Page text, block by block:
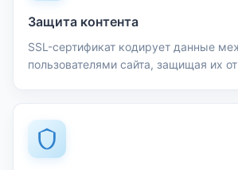
Защита контента
SSL-сертификат кодирует данные
пользователями сайта, защищая их